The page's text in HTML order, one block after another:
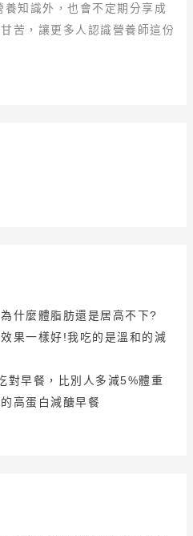
知識外，也會不定期分享成
苦，讓更多人認識營養師這份
什麼體脂肪還是居高不下?
果一樣好!我吃的是溫和的減
對早餐，比別人多減5%體重
高蛋白減醣早餐